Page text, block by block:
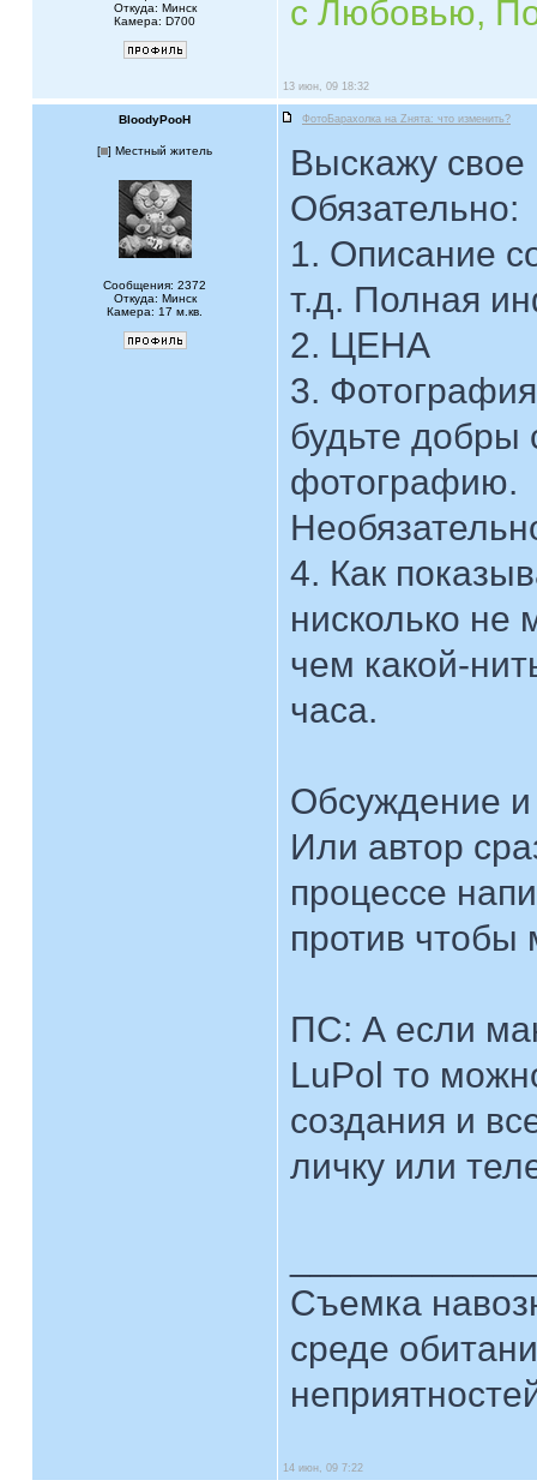
Откуда: Минск
Камера: D700
с Любовью,
13 июн, 09 18:32
BloodyPooH ФотоБарахолка на Zнята: что изменить?
[ ] Местный житель
Сообщения: 2372
Откуда: Минск
Камера: 17 м.кв.
Выскажу
Обязательно:
1. Описание
т.д. Полная
2. ЦЕНА
3.
будьте добры
фотографию.
4. Как
нисколько
чем какой-
часа.
Обсуждение и
Или автор
процессе
против чтобы
ПС: А если
LuPol то
создания и
личку или
Съемка
среде
14 июн, 09 7:22